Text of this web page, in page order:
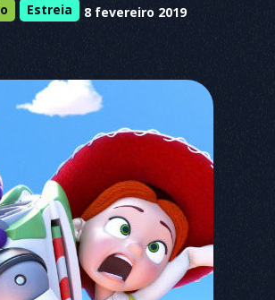
Estreia 8 fevereiro 2019